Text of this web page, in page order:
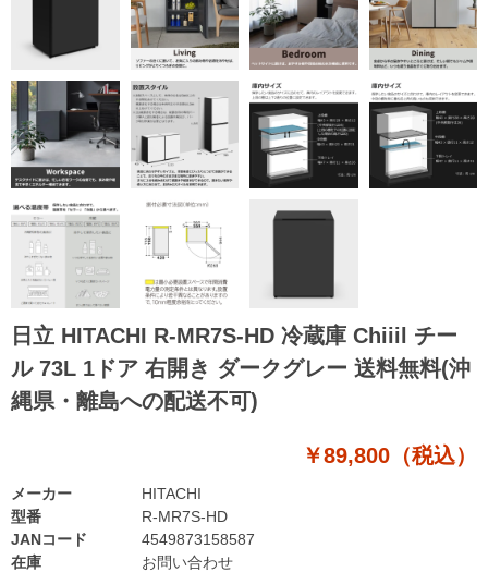
日立 HITACHI R-MR7S-HD 冷蔵庫 Chiiil チー
ル 73L 1ドア 右開き ダークグレー 送料無料(沖
縄県・離島への配送不可)
￥89,800（税込）
型番
R-MR7S-HD
JANコード
4549873158587
在庫
お問い合わせ
メーカー HITACHI